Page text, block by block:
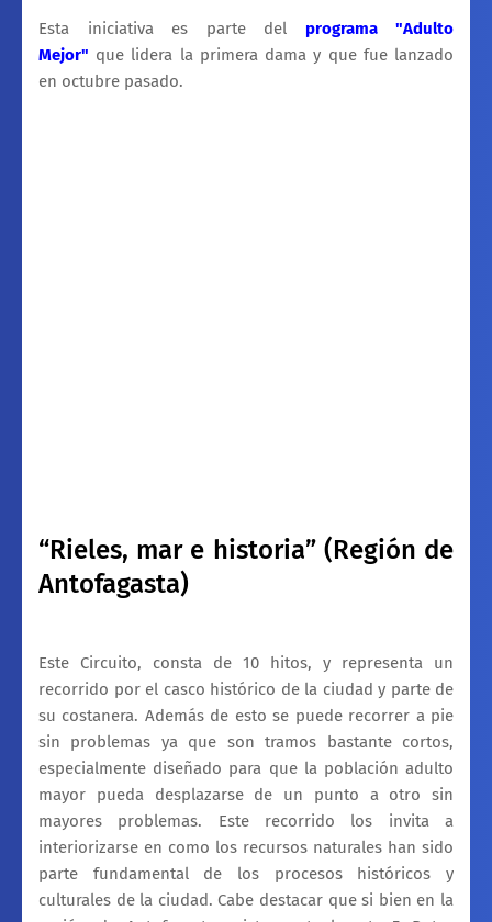
Esta iniciativa es parte del programa "Adulto
Mejor" que lidera la primera dama y que fue lanzado
en octubre pasado.
“Rieles, mar e historia” (Región de
Antofagasta)
Este Circuito, consta de 10 hitos, y representa un
recorrido por el casco histórico de la ciudad y parte de
su costanera. Además de esto se puede recorrer a pie
sin problemas ya que son tramos bastante cortos,
especialmente diseñado para que la población adulto
mayor pueda desplazarse de un punto a otro sin
mayores problemas. Este recorrido los invita a
interiorizarse en como los recursos naturales han sido
parte fundamental de los procesos históricos y
culturales de la ciudad. Cabe destacar que si bien en la